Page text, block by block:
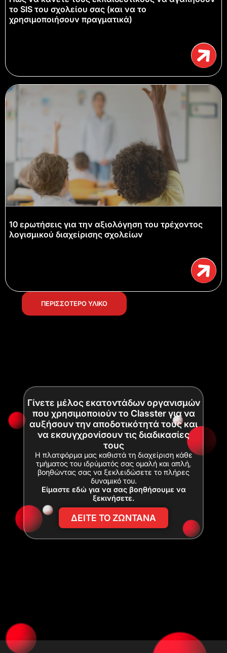
το SIS του σχολείου σας (και να το
χρησιμοποιήσουν πραγματικά)
10 ερωτήσεις για την αξιολόγηση του τρέχοντος
λογισμικού διαχείρισης σχολείων
ΠΕΡΙΣΣΟΤΕΡΟ ΥΛΙΚΟ
Γίνετε μέλος εκατοντάδων οργανισμών
που χρησιμοποιούν το Classter για να
αυξήσουν την αποδοτικότητά τους και
να εκσυγχρονίσουν τις διαδικασίες
τους
Η πλατφόρμα μας καθιστά τη διαχείριση κάθε
τμήματος του ιδρύματός σας ομαλή και απλή,
βοηθώντας σας να ξεκλειδώσετε το πλήρες
δυναμικό του.
Είμαστε εδώ για να σας βοηθήσουμε να
ξεκινήσετε.
ΔΕΙΤΕ ΤΟ ΖΩΝΤΑΝΑ